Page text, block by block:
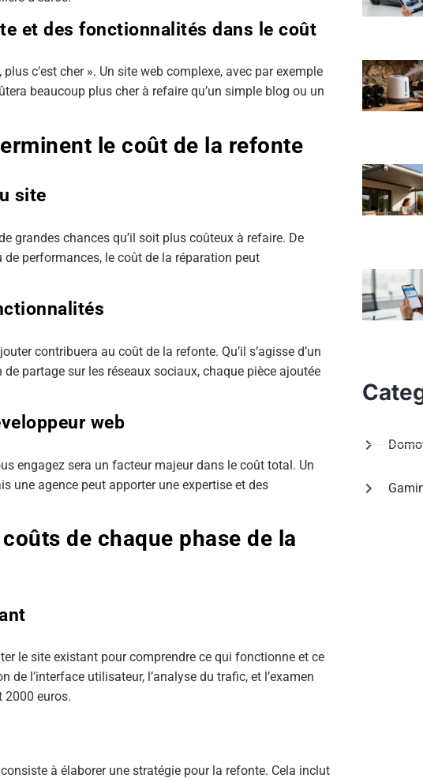
et des fonctionnalités dans le coût
c’est cher ». Un site web complexe, avec par exemple
beaucoup plus cher à refaire qu’un simple blog ou un
le coût de la refonte
site
grandes chances qu’il soit plus coûteux à refaire. De
performances, le coût de la réparation peut
contribuera au coût de la refonte. Qu’il s’agisse d’un
de partage sur les réseaux sociaux, chaque pièce ajoutée
web
engagez sera un facteur majeur dans le coût total. Un
une agence peut apporter une expertise et des
de chaque phase de la
le site existant pour comprendre ce qui fonctionne et ce
l’interface utilisateur, l’analyse du trafic, et l’examen
2000 euros.
à élaborer une stratégie pour la refonte. Cela inclut